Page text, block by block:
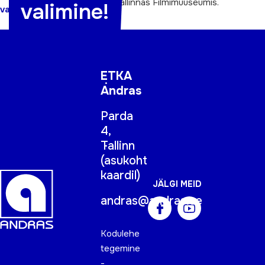
valimine!valimine!
oktoobril TÕNi avaürituselTallinnas Filmimuuseumis.
ETKA
Andras
Parda
4,
Tallinn
(asukoht
kaardil)
andras@andras.ee
Kodulehe
tegemine
JÄLGI MEID